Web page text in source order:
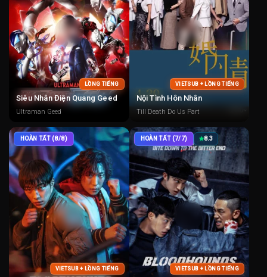
LỒNG TIẾNG
Siêu Nhân Điện Quang Geed
Ultraman Geed
VIETSUB + LỒNG TIẾNG
Nội Tình Hôn Nhân
Till Death Do Us Part
HOÀN TẤT (8/8)
VIETSUB + LỒNG TIẾNG
HOÀN TẤT (7/7) 8.3
VIETSUB + LỒNG TIẾNG